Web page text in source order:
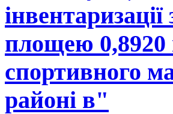
площею 0,8920
спортивного
районі в"